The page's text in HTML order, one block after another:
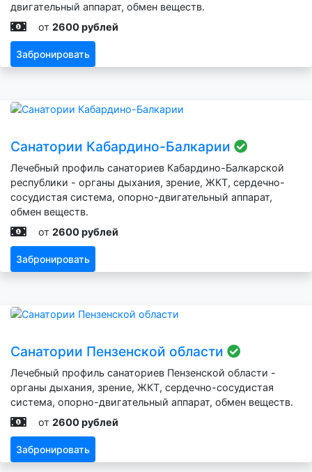
двигательный аппарат, обмен веществ.
от 2600 рублей
Забронировать
Санатории Кабардино-Балкарии
Лечебный профиль санаториев Кабардино-Балкарской
республики - органы дыхания, зрение, ЖКТ, сердечно-
сосудистая система, опорно-двигательный аппарат,
обмен веществ.
от 2600 рублей
Забронировать
Санатории Пензенской области
Лечебный профиль санаториев Пензенской области -
органы дыхания, зрение, ЖКТ, сердечно-сосудистая
система, опорно-двигательный аппарат, обмен веществ.
от 2600 рублей
Забронировать